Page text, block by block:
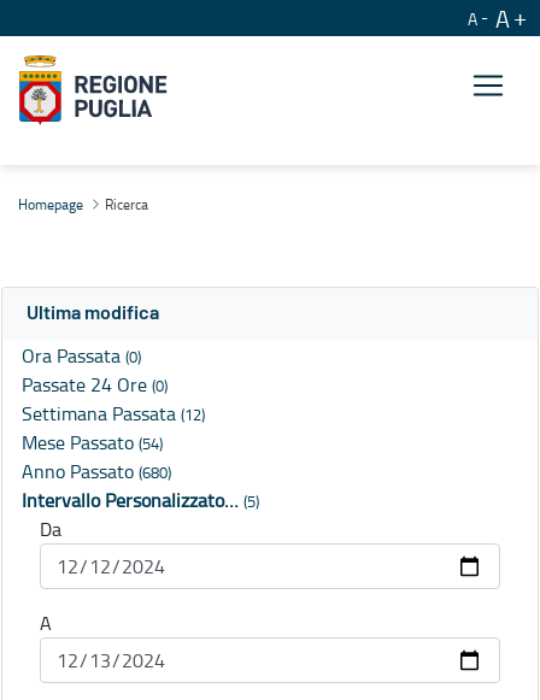
A A
Homepage Ricerca
Ultima modifica
Ora Passata (0)
Passate 24 Ore (0)
Settimana Passata (12)
Mese Passato (54)
Anno Passato (680)
Intervallo Personalizzato… (5)
Da
A